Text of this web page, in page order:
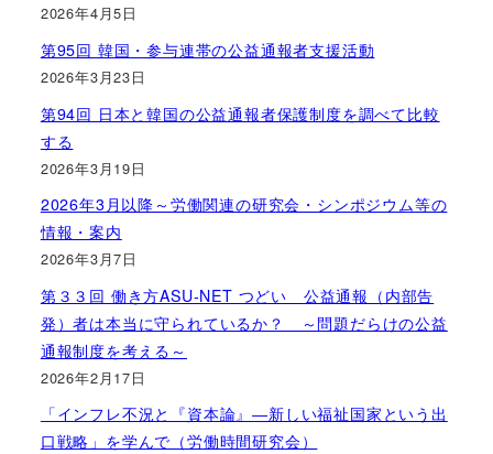
2026年4月5日
第95回 韓国・参与連帯の公益通報者支援活動
2026年3月23日
第94回 日本と韓国の公益通報者保護制度を調べて比較
する
2026年3月19日
2026年3月以降～労働関連の研究会・シンポジウム等の
情報・案内
2026年3月7日
第３３回 働き方ASU-NET つどい 公益通報（内部告
発）者は本当に守られているか？ ～問題だらけの公益
通報制度を考える～
2026年2月17日
「インフレ不況と『資本論』―新しい福祉国家という出
口戦略」を学んで（労働時間研究会）